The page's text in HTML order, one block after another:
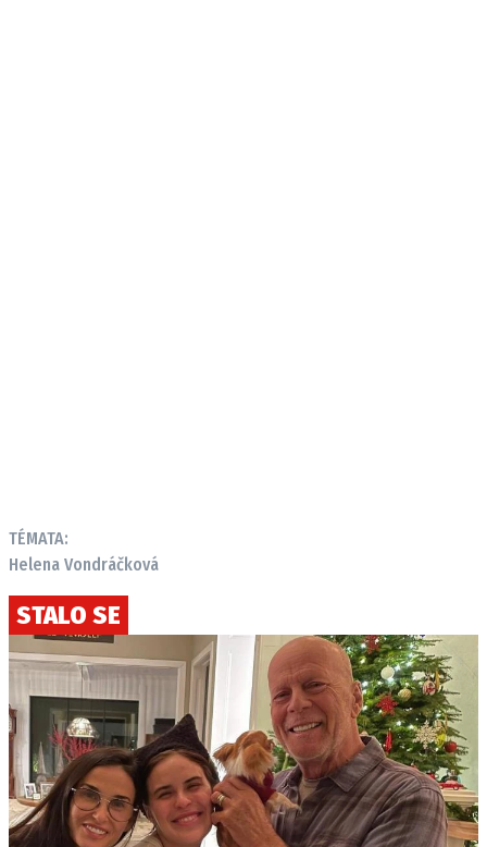
TÉMATA:
Helena Vondráčková
STALO SE